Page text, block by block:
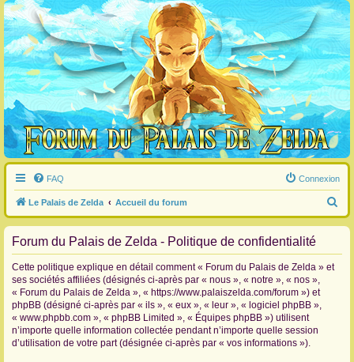
FAQ Connexion
Le Palais de Zelda Accueil du forum
e
Forum du Palais de Zelda - Politique de confidentialité
Cette politique explique en détail comment « Forum du Palais de Zelda » et
ses sociétés affiliées (désignés ci-après par « nous », « notre », « nos »,
« Forum du Palais de Zelda », « https://www.palaiszelda.com/forum ») et
phpBB (désigné ci-après par « ils », « eux », « leur », « logiciel phpBB »,
« www.phpbb.com », « phpBB Limited », « Équipes phpBB ») utilisent
n’importe quelle information collectée pendant n’importe quelle session
d’utilisation de votre part (désignée ci-après par « vos informations »).